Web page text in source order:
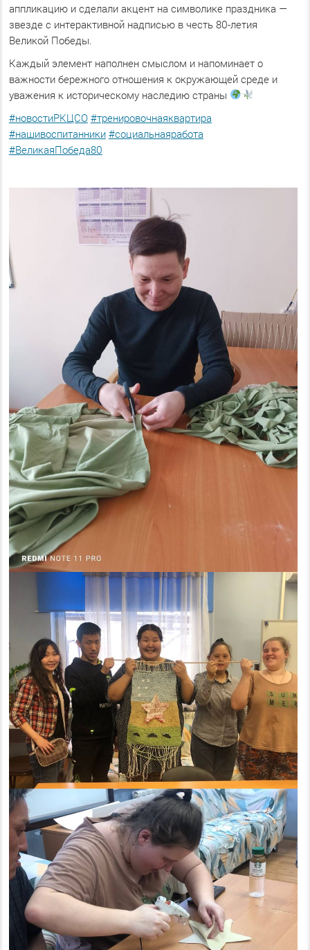
аппликацию и сделали акцент на символике праздника —
звезде с интерактивной надписью в честь 80-летия
Великой Победы.
Каждый элемент наполнен смыслом и напоминает о
важности бережного отношения к окружающей среде и
уважения к историческому наследию страны
#новостиРКЦСО #тренировочнаяквартира
#нашивоспитанники #социальнаяработа
#ВеликаяПобеда80